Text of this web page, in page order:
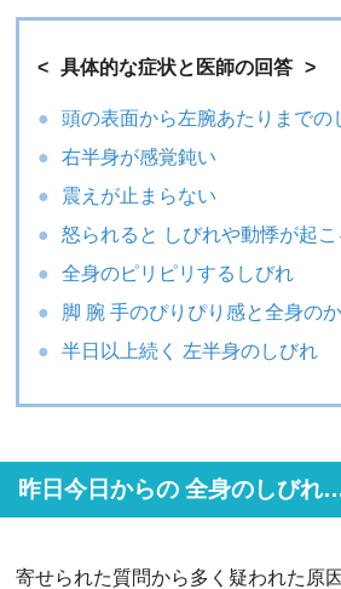
具体的な症状と医師の回答
頭の表面から左腕あたりまでの
右半身が感覚鈍い
震えが止まらない
怒られると しびれや動悸が起こ
全身のピリピリするしびれ
脚 腕 手のぴりぴり感と全身の
半日以上続く 左半身のしびれ
昨日今日からの 全身のしびれ
寄せられた質問から多く疑われた原